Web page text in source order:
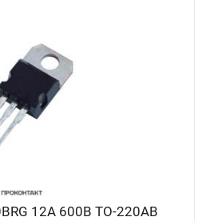
12А 600В TO-220AB